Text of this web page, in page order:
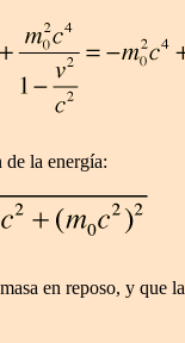
de la energía:
en reposo, y que